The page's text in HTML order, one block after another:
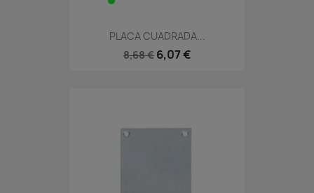
PLACA CUADRADA...
8,68 € 6,07 €